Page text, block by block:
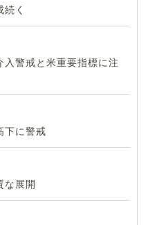
く
警戒と米重要指標に注
下に警戒
な展開